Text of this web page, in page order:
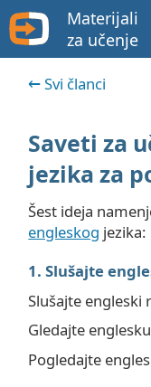
Materijali
za učenje
Svi članci
Saveti za
jezika za
Šest ideja
engleskog jezika:
1. Slušajte
Slušajte engleski
Gledajte
Pogledajte